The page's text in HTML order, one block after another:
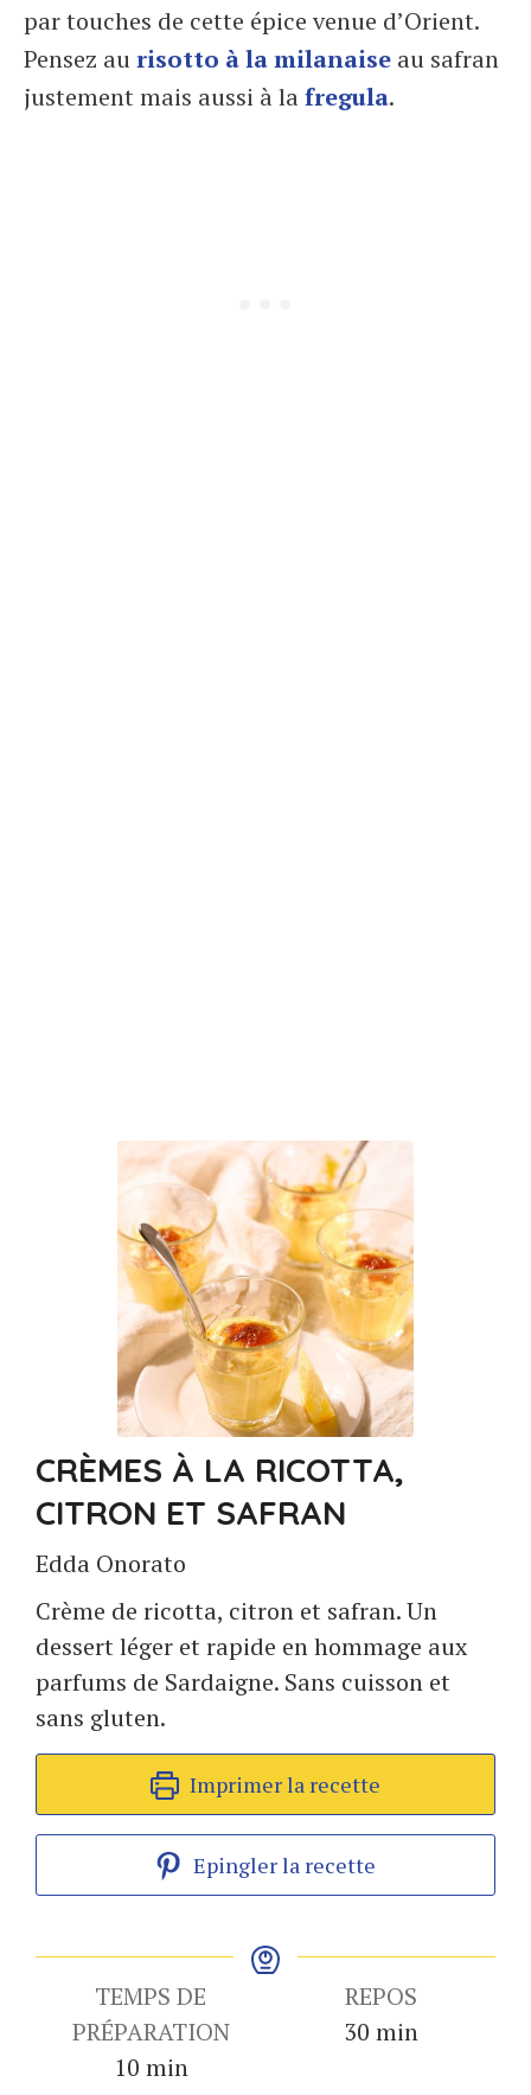
par touches de cette épice venue d’Orient.
Pensez au risotto à la milanaise au safran
justement mais aussi à lafregula.
CRÈMES À LA RICOTTA,
CITRON ET SAFRAN
Edda Onorato
Crème de ricotta, citron et safran. Un
dessert léger et rapide en hommage aux
parfums de Sardaigne. Sans cuisson et
sans gluten.
Imprimer la recette
Epingler la recette
TEMPS DE
PRÉPARATION
10minutes
min
REPOS
30minutes
min